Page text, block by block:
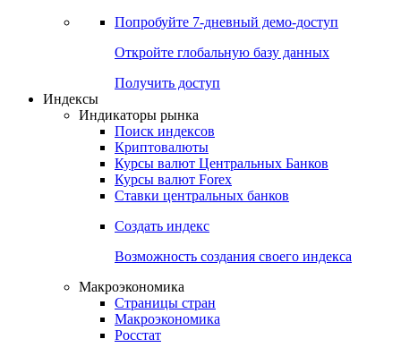
Попробуйте 7-дневный демо-доступ
Откройте глобальную базу данных
Получить доступ
Индексы
Индикаторы рынка
Поиск индексов
Криптовалюты
Курсы валют Центральных Банков
Курсы валют Forex
Ставки центральных банков
Создать индекс
Возможность создания своего индекса
Макроэкономика
Страницы стран
Макроэкономика
Росстат